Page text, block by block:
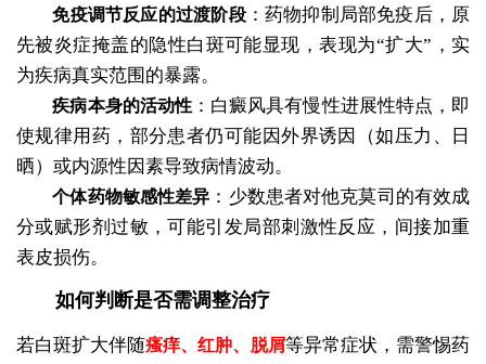
免疫调节反应的过渡阶段：药物抑制局部免疫后，原
先被炎症掩盖的隐性白斑可能显现，表现为“扩大”，实
为疾病真实范围的暴露。
疾病本身的活动性：白癜风具有慢性进展性特点，即
使规律用药，部分患者仍可能因外界诱因（如压力、日
晒）或内源性因素导致病情波动。
个体药物敏感性差异 ：少数患者对他克莫司的有效成
分或赋形剂过敏，可能引发局部刺激性反应，间接加重
表皮损伤。
如何判断是否需调整治疗
若白斑扩大伴随瘙痒、红肿、脱屑等异常症状，需警惕药